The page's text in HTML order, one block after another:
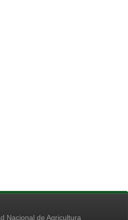
Nacional de Agricultura